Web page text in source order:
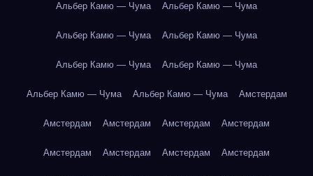
Альбер Камю — Чума Альбер Камю — Чума
Альбер Камю — Чума Альбер Камю — Чума
Альбер Камю — Чума Альбер Камю — Чума
Альбер Камю — Чума Альбер Камю — Чума Амстердам
Амстердам Амстердам Амстердам Амстердам
Амстердам Амстердам Амстердам Амстердам